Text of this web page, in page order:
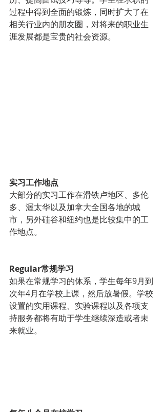
过程中得到全面的锻炼，同时扩大了在
相关行业内的朋友圈，对将来的职业生
涯发展都是宝贵的社会资源。
实习工作地点
大部分的实习工作在滑铁卢地区、多伦
多、渥太华以及加拿大全国各地的城
市，另外硅谷和纽约也是比较集中的工
作地点。
Regular常规学习
如果在常规学习的体系，学生每年9月到
次年4月在学校上课，然后放暑假。学校
设置的实用课程、实验课程以及各项支
持服务都将有助于学生继续深造或者未
来就业。